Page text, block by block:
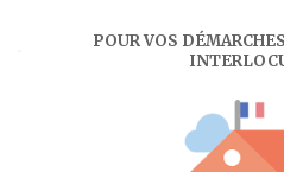
POUR VOS